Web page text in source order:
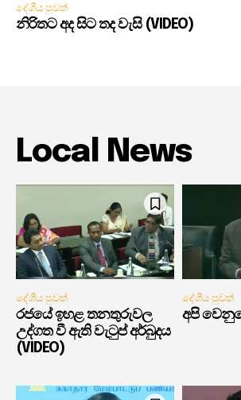
දේශීය පුවත්
නිරිතට අද සිට තද වැසි (VIDEO)
Local News
දේශීය පුවත්
රජයේ ඉහළ තනතුරුවල
උද්ගත වී ඇති වැටුප් අර්බුදය
(VIDEO)
දේශීය පුවත්
අපි